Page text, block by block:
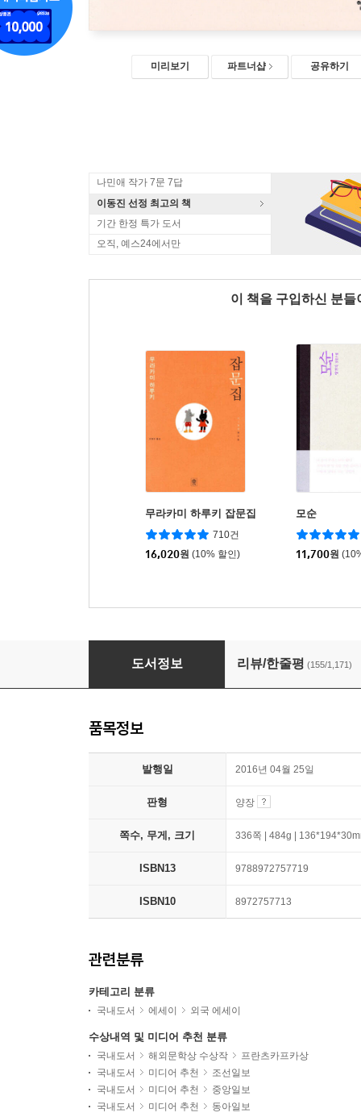
미리보기 파트너샵 공유하기
나민애 작가 7문 7답
이동진 선정 최고의 책
기간 한정 특가 도서
오직, 예스24에서만
이 책을 구입하신 분
무라카미 하루키 잡문집
710건
16,020원 (10% 할인)
모순
11,700원
직업으로서의 소설가
도서정보 리뷰/한줄평 (155/1,171)
품목정보
발행일 2016년 04월 25일
판형 양장
쪽수, 무게, 크기 336쪽 | 484g |
ISBN13 9788972757719
ISBN10 8972757713
관련분류
카테고리 분류
국내도서 에세이 외국 에세이
수상내역 및 미디어 추천 분류
국내도서 해외문학상 수상작
프란츠카프카상
국내도서
미디어 추천
조선일보
국내도서
미디어 추천
중앙일보
국내도서
미디어 추천
동아일보